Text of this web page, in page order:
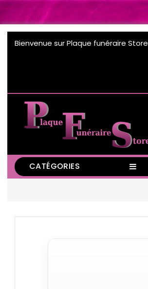
Bienvenue sur Plaque funéraire Store
CATÉGORIES